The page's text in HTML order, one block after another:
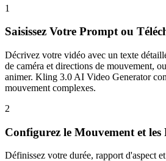
1
Saisissez Votre Prompt ou
Décrivez votre vidéo avec un texte
de caméra et directions de mouvement,
animer. Kling 3.0 AI Video Generator
mouvement complexes.
2
Configurez le Mouvement et les
Définissez votre durée, rapport d'aspect